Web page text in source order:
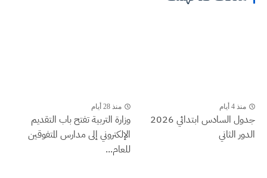
منذ 4 أيام
جدول السادس ابتدائي 2026
الدور الثاني
منذ 28 أيام
وزارة التربية تفتح باب التقديم
الإلكتروني إلى مدارس المتفوقين
للعام...